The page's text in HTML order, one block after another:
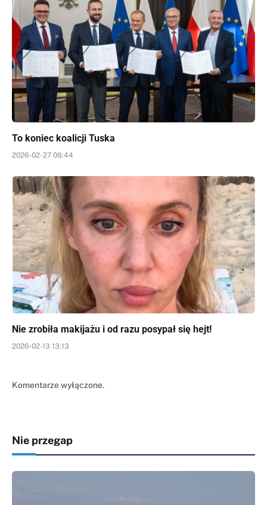
To koniec koalicji Tuska
2026-02-27 08:44
Nie zrobiła makijażu i od razu posypał się hejt!
2026-02-13 13:13
Komentarze wyłączone.
Nie przegap